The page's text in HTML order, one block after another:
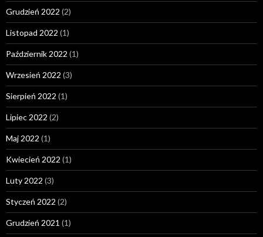
Grudzień 2022 (2)
Listopad 2022 (1)
Październik 2022 (1)
Wrzesień 2022 (3)
Sierpień 2022 (1)
Lipiec 2022 (2)
Maj 2022 (1)
Kwiecień 2022 (1)
Luty 2022 (3)
Styczeń 2022 (2)
Grudzień 2021 (1)